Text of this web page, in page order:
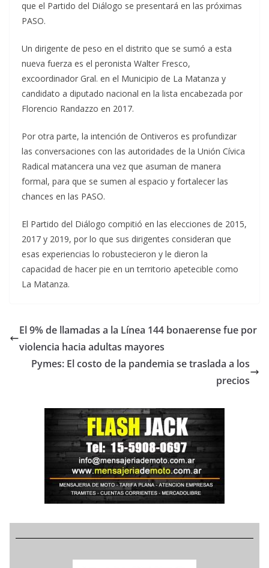
que el Partido del Diálogo se presentará en las próximas
PASO.
Un dirigente de peso en el distrito que se sumó a esta
nueva fuerza es el peronista Walter Fresco,
excoordinador Gral. en el Municipio de La Matanza y
candidato a diputado nacional en la lista encabezada por
Florencio Randazzo en 2017.
Por otra parte, la intención de Ontiveros es profundizar
las conversaciones con las autoridades de la Unión Cívica
Radical matancera una vez que asuman de manera
formal, para que se sumen al espacio y fortalecer las
chances en las PASO.
El Partido del Diálogo compitió en las elecciones de 2015,
2017 y 2019, por lo que sus dirigentes consideran que
esas experiencias lo robustecieron y le dieron la
capacidad de hacer pie en un territorio apetecible como
La Matanza.
El 9% de llamadas a la Línea 144 bonaerense fue por
violencia hacia adultas mayores
Pymes: El costo de la pandemia se traslada a los
precios